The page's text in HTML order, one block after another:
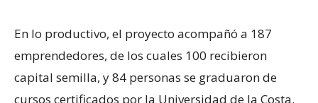
En lo productivo, el proyecto acompañó a 187
emprendedores, de los cuales 100 recibieron
capital semilla, y 84 personas se graduaron de
cursos certificados por la Universidad de la Costa.